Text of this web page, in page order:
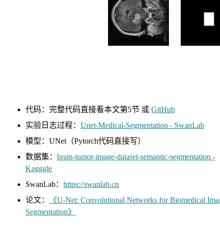
代码：完整代码直接看本文第5节 或 GitHub
实验日志过程： Unet-Medical-Segmentation - SwanLab
模型：UNet（Pytorch代码直接写）
数据集： brain-tumor-image-dataset-semantic-segmentation -
Kagggle
SwanLab： https://swanlab.cn
论文：
《U-Net: Convolutional Networks for Biomedical
Segmentation》